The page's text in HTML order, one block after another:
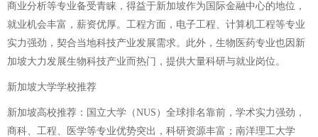
商业分析等专业备受青睐，得益于新加坡作为国际金融中心的地位，
就业机会丰富，薪资优厚。工程方面，电子工程、计算机工程等专业
实力强劲，契合当地科技产业发展需求。此外，生物医药专业也因新
加坡大力发展生物科技产业而热门，提供大量科研与就业岗位。
新加坡大学学校推荐
新加坡高校推荐：国立大学（NUS）全球排名靠前，学术实力强劲，
商科、工程、医学等专业优势突出，科研资源丰富；南洋理工大学